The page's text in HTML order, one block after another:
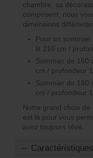
chambre, sa
composent, nous
dimensions
Pour un
lit 210 cm /
Sommier de 160
cm / profondeur
Sommier de 180
cm / profondeur
Notre grand choix
est là pour vous
avez toujours rêvé.